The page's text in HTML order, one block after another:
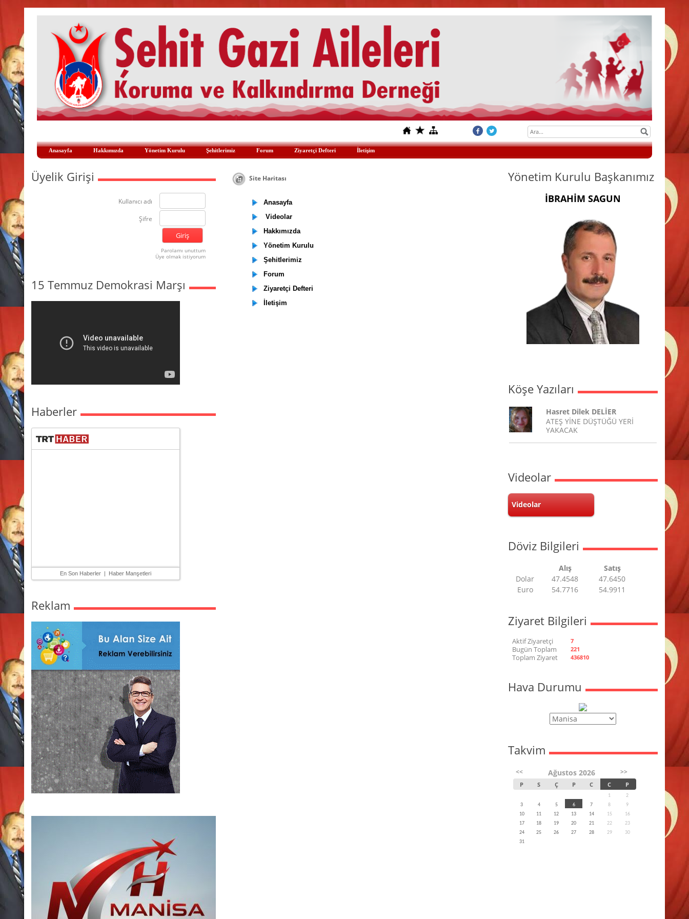
Anasayfa Hakkımızda Yönetim Kurulu Şehitlerimiz Forum Ziyaretçi Defteri İletişim
Üyelik Girişi
Kullanıcı adı
Şifre
Parolamı unuttum
Üye olmak istiyorum
15 Temmuz Demokrasi Marşı
Haberler
En Son Haberler | Haber Manşetleri
Reklam
Site Haritası
Anasayfa
Videolar
Hakkımızda
Yönetim Kurulu
Şehitlerimiz
Forum
Ziyaretçi Defteri
İletişim
Yönetim Kurulu Başkanımız
İBRAHİM SAGUN
Köşe Yazıları
Hasret Dilek DELİER
ATEŞ YİNE DÜŞTÜĞÜ YERİ
YAKACAK
Videolar
Videolar
Döviz Bilgileri
Alış
Satış
Dolar
47.4548
47.6450
Euro
54.7716 54.9911
Ziyaret Bilgileri
Aktif Ziyaretçi 7
Bugün Toplam 221
Toplam Ziyaret 436810
Hava Durumu
Takvim
<< Ağustos 2026 >>
P S Ç P C C P
1
2
3
4 5 6 7 8
9
10
11 12 13 14 15
16
17
18 19 20 21 22
23
24
25 26 27 28 29
30
31